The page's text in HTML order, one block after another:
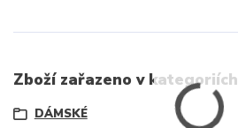
Zboží zařazeno v kategoriích
DÁMSKÉ